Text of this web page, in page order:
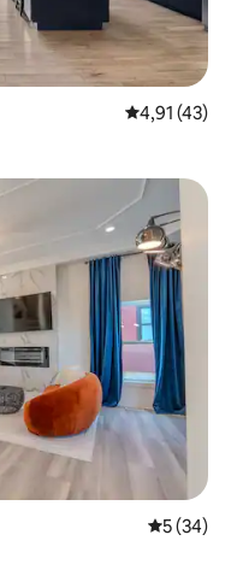
4,91 av 5 i
4,91 (43)
5 av 5 i
5 (34)